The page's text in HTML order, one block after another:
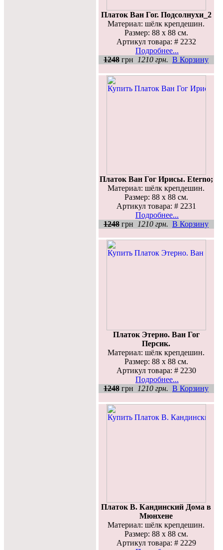
Платок Ван Гог. Подсолнухи_2
Материал: шёлк крепдешин.
Размер: 88 х 88 см.
Артикул товара: # 2232
Подробнее...
1248 грн 1210 грн. В Корзину
Платок Ван Гог Ирисы. Eterno;
Материал: шёлк крепдешин.
Размер: 88 х 88 см.
Артикул товара: # 2231
Подробнее...
1248 грн 1210 грн. В Корзину
Платок Этерно. Ван Гог
Персик.
Материал: шёлк крепдешин.
Размер: 88 х 88 см.
Артикул товара: # 2230
Подробнее...
1248 грн 1210 грн. В Корзину
Платок В. Кандинский Дома в
Мюнхене
Материал: шёлк крепдешин.
Размер: 88 х 88 см.
Артикул товара: # 2229